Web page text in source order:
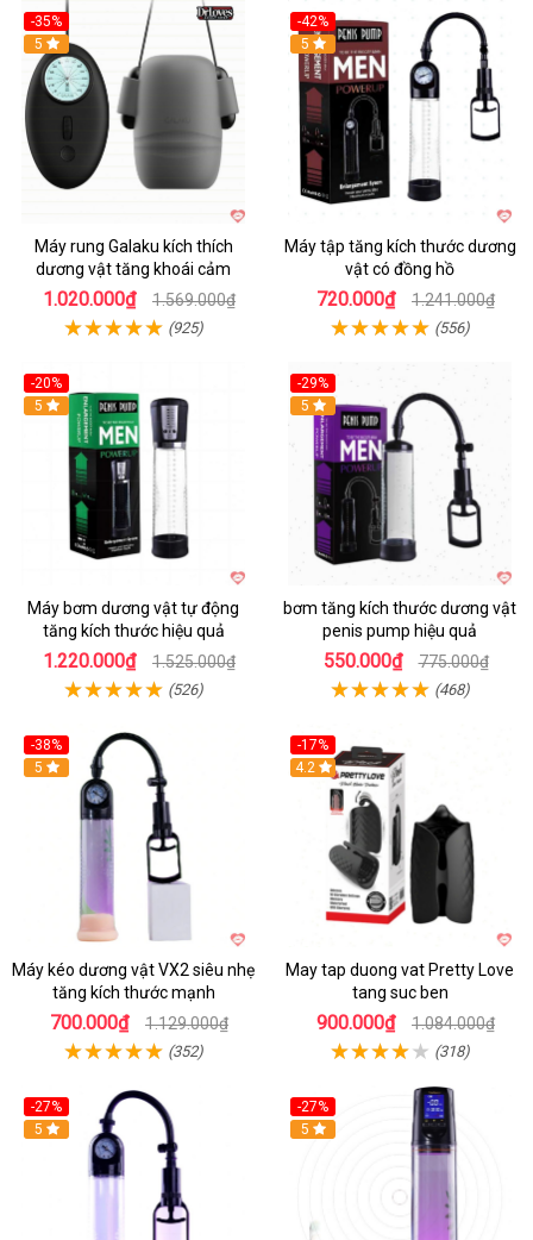
-35%
Hot
5
Máy rung Galaku kích thích
dương vật tăng khoái cảm
1.020.000₫ 1.569.000₫
(925)
-42%
5
Máy tập tăng kích thước dương
vật có đồng hồ
720.000₫ 1.241.000₫
(556)
-20%
5
Máy bơm dương vật tự động
tăng kích thước hiệu quả
1.220.000₫ 1.525.000₫
(526)
-29%
5
bơm tăng kích thước dương vật
penis pump hiệu quả
550.000₫ 775.000₫
(468)
-38%
Hot
5
Máy kéo dương vật VX2 siêu nhẹ
tăng kích thước mạnh
700.000₫ 1.129.000₫
(352)
-17%
4.2
May tap duong vat Pretty Love
tang suc ben
900.000₫ 1.084.000₫
(318)
-27%
Hot
5
-27%
Hot
5